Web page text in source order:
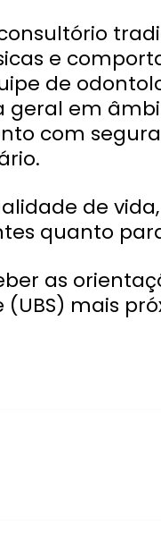
e
de
geral em
com
de
quanto
as
mais